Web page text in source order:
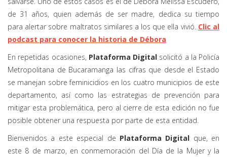
de 31 años, quien además de ser madre, dedica su tiempo
para alertar sobre maltratos similares a los que ella vivió. Clic al
podcast para conocer la historia de Débora
En repetidas ocasiones, Plataforma Digital solicitó a la Policía
Metropolitana de Bucaramanga las cifras que desde el Estado
se manejan sobre feminicidios en los cuatro municipios de este
departamento, así como las estrategias de prevención para
mitigar esta problemática, pero al cierre de esta edición no fue
posible obtener una respuesta por parte de esta entidad.
Bienvenidos a este especial de Plataforma Digital que, en
este 8 de marzo, en conmemoración del Día de la Mujer y la